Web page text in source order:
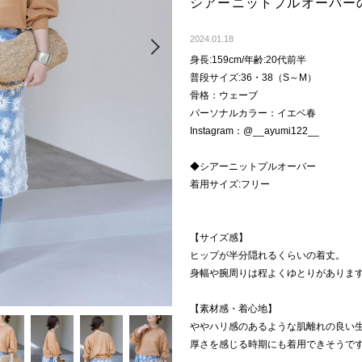
Next
シアーニットプルオーバ
2024.01.18
身長:159cm/年齢:20代前半
普段サイズ:36・38（S～M）
骨格：ウェーブ
パーソナルカラー：イエベ春
Instagram：@__ayumi122__
◆シアーニットプルオーバー
着用サイズ:フリー
【サイズ感】
ヒップが半分隠れるくらいの着丈。
身幅や腕周りは程よくゆとりがあります
【素材感・着心地】
ややハリ感のあるような肌離れの良い
厚さを感じる時期にも着用できそうです